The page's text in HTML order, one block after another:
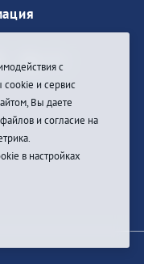
с
и сервис
Вы даете
и согласие на
в настройках